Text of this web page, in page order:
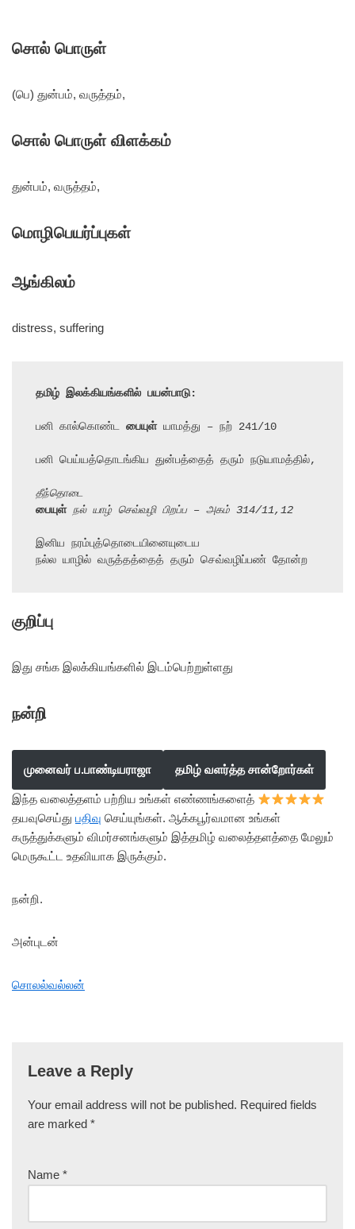
சொல் பொருள்
(பெ) துன்பம், வருத்தம்,
சொல் பொருள் விளக்கம்
துன்பம், வருத்தம்,
மொழிபெயர்ப்புகள்
ஆங்கிலம்
distress, suffering
தமிழ் இலக்கியங்களில் பயன்பாடு:
பனி கால்கொண்ட பையுள் யாமத்து – நற் 241/10
பனி பெய்யத்தொடங்கிய துன்பத்தைத் தரும் நடுயாமத்தில்,
தீந்தொடை
பையுள் நல் யாழ் செவ்வழி பிறப்ப – அகம் 314/11,12
இனிய நரம்புத்தொடையினையுடைய
நல்ல யாழில் வருத்தத்தைத் தரும் செவ்வழிப்பண் தோன்ற
குறிப்பு
இது சங்க இலக்கியங்களில் இடம்பெற்றுள்ளது
நன்றி
முனைவர் ப.பாண்டியராஜா தமிழ் வளர்த்த சான்றோர்கள்
இந்த வலைத்தளம் பற்றிய உங்கள் எண்ணங்களைத்
தயவுசெய்து பதிவு செய்யுங்கள். ஆக்கபூர்வமான உங்கள்
கருத்துக்களும் விமர்சனங்களும் இத்தமிழ் வலைத்தளத்தை மேலும்
மெருகூட்ட உதவியாக இருக்கும்.
நன்றி.
அன்புடன்
சொலல்வல்லன்
Leave a Reply
Your email address will not be published. Required fields
are marked *
Name *